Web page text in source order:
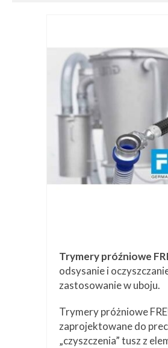
Trymery
Przetwórstwo
Narzędzia
Informacje
Trymery próźniowe
odsysanie i
zastosowanie w uboju.
Trymery próżniowe
zaprojektowane do
„czyszczenia” tusz z